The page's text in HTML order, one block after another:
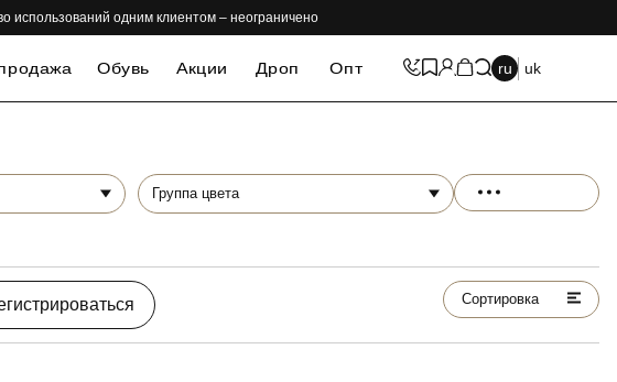
использований одним клиентом – неограничено
Обувь Акции Дроп Опт ru uk
Группа цвета
Сортировка